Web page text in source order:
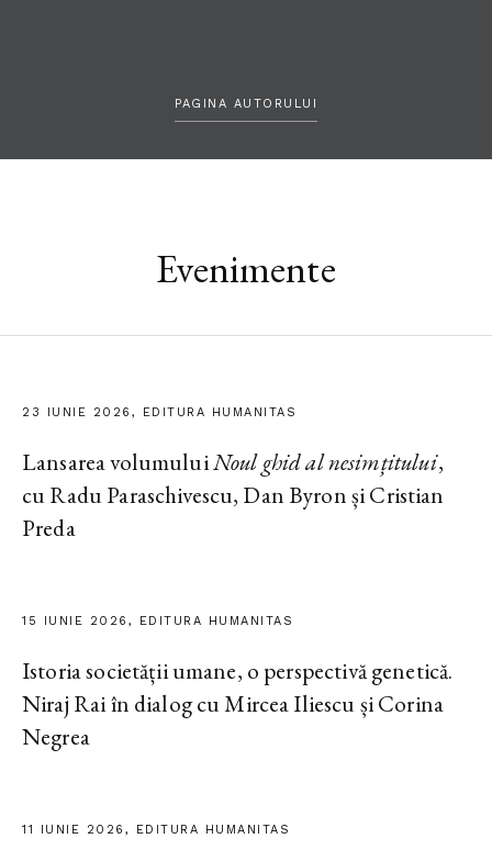
PAGINA AUTORULUI
Evenimente
23 IUNIE 2026, EDITURA HUMANITAS
Lansarea volumuluiNoul ghid al nesimțitului,
cu Radu Paraschivescu, Dan Byron și Cristian
Preda
15 IUNIE 2026, EDITURA HUMANITAS
Istoria societății umane, o perspectivă genetică.
Niraj Rai în dialog cu Mircea Iliescu și Corina
Negrea
11 IUNIE 2026, EDITURA HUMANITAS